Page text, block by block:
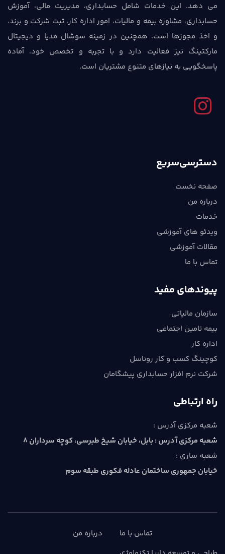
می دهد. این خدمات شامل حسابداری، مدیریت مالی، آموزش
حسابداری، مشاوره بیمه و مالیات، امور اداره کار، ثبت شرکت و برند،
و اخذ مجوزها است. همچنین در زمینه سوشال مدیا و دیجیتال
مارکتینگ نیز فعالیت دارد و با تجربه و تخصص خود، آماده
پاسخگویی به نیازهای متنوع مشتریان است.
دسترسی‌سریع
صفحه نخست
درباره من
خدمات
ویدئو های آموزشی
مقالات آموزشی
تماس با ما
پیوندهای مفید
سازمان مالیاتی
بیمه تامین اجتماعی
اداره کار
کوچینگ کسب و کار روناسل
شرکت نرم افزار حسابداری پیشگامان
راه ارتباطی
شعبه مرکزی آدرس :
شعبه مرکزی آدرس : بابل، خيابان شيخ طبرسي، كوچه سرداران 8
شعبه ساری :
خیابان جمهوری ساختمان عادله فکوری طبقه سوم
تماس با ما
درباره من